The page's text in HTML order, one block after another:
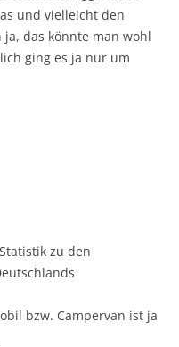
und vielleicht den
das könnte man wohl
ging es ja nur um
zu den
bzw. Campervan ist ja